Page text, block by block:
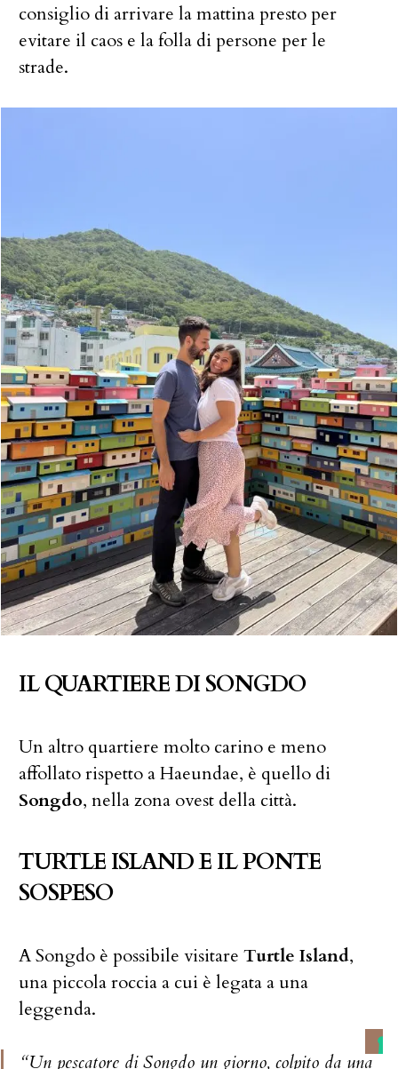
consiglio di arrivare la mattina presto per
evitare il caos e la folla di persone per le
strade.
IL QUARTIERE DI SONGDO
Un altro quartiere molto carino e meno
affollato rispetto a Haeundae, è quello di
Songdo, nella zona ovest della città.
TURTLE ISLAND E IL PONTE
SOSPESO
A Songdo è possibile visitare Turtle Island,
una piccola roccia a cui è legata a una
leggenda.
“Un pescatore di Songdo un giorno, colpito da una